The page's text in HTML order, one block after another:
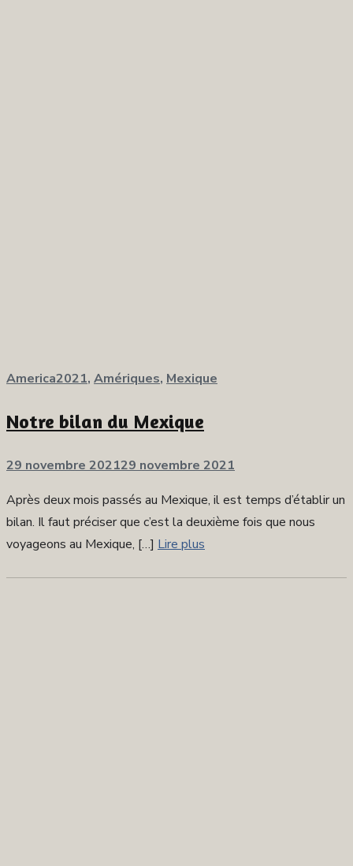
America2021, Amériques, Mexique
Notre bilan du Mexique
Publié
29 novembre 202129 novembre 2021
Après deux mois passés au Mexique, il est temps d’établir un
bilan. Il faut préciser que c’est la deuxième fois que nous
voyageons au Mexique, […] Lire plus